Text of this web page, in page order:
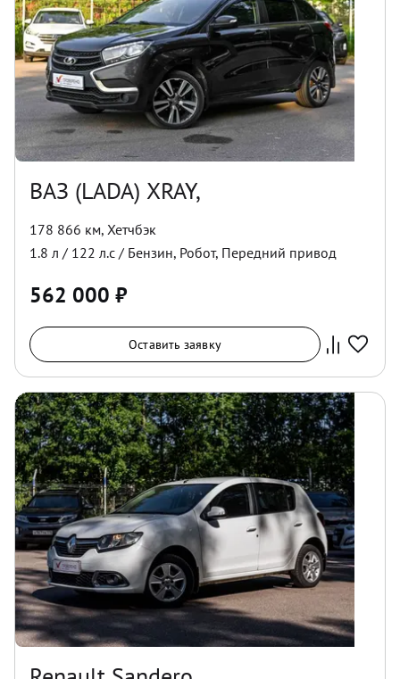
ВАЗ (LADA) XRAY,
178 866 км, Хетчбэк
1.8 л / 122 л.с / Бензин, Робот, Передний привод
562 000 ₽
Оставить заявку